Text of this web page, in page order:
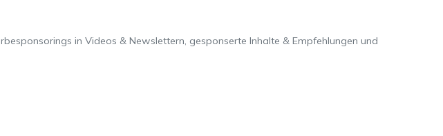
in Videos & Newslettern, gesponserte Inhalte & Empfehlungen und